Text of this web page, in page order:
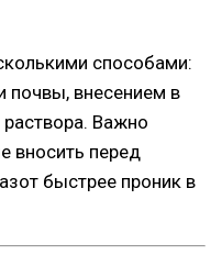
способами:
почвы, внесением в
Важно
вносить перед
быстрее проник в